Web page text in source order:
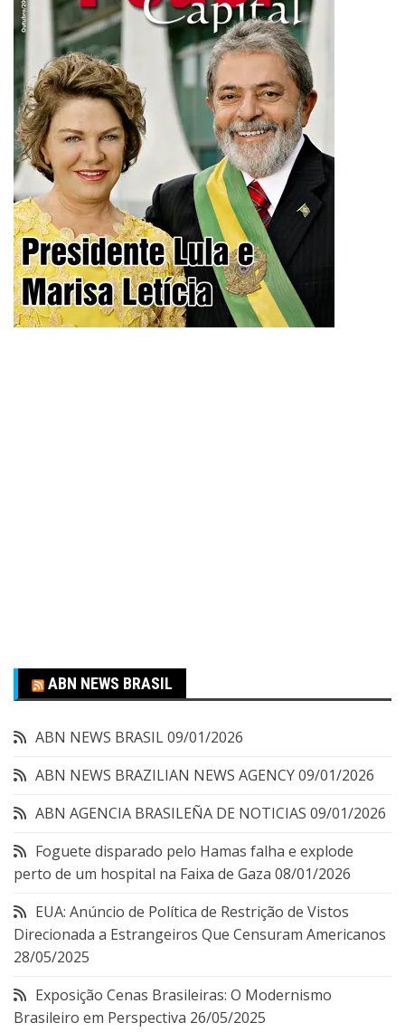
ABN NEWS BRASIL
ABN NEWS BRASIL09/01/2026
ABN NEWS BRAZILIAN NEWS AGENCY09/01/2026
ABN AGENCIA BRASILEÑA DE NOTICIAS 09/01/2026
Foguete disparado pelo Hamas falha e explode
perto de um hospital na Faixa de Gaza 08/01/2026
EUA: Anúncio de Política de Restrição de Vistos
Direcionada a Estrangeiros Que Censuram Americanos
28/05/2025
Exposição Cenas Brasileiras: O Modernismo
Brasileiro em Perspectiva 26/05/2025